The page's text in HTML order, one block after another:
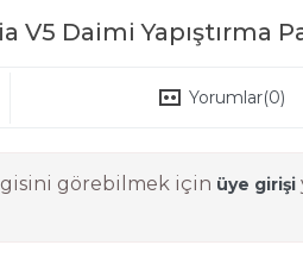
V5 Daimi Yapıştırma
Yorumlar(0)
görebilmek için üye girişi